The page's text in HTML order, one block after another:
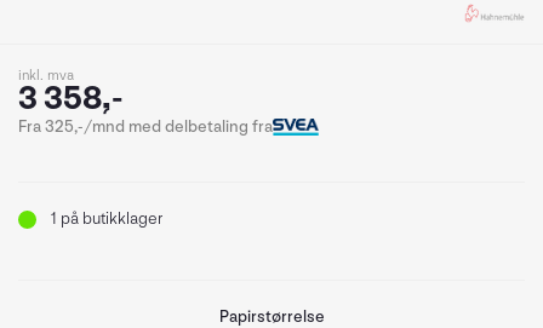
inkl. mva
3 358,-
Fra 325,-/mnd med delbetaling fra
1 på butikklager
Papirstørrelse